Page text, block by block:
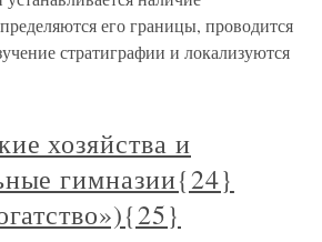
его границы, проводится
стратиграфии и локализуются
хозяйства и
гимназии{24}